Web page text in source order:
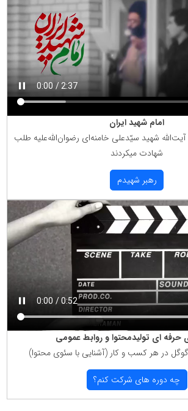
امام شهید ایران
شهید سیّدعلی خامنه‌ای رضوان‌الله‌علیه طلب
شهادت میكردند
رهبر شهیدم
حرفه ای تولیدمحتوا و روابط عمومی
در هر كسب و كار (آشنایی با سئوی محتوا)
چه دوره های شركت كنم؟